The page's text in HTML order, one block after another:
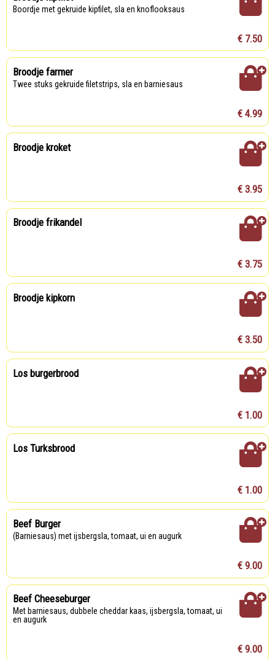
Boordje met gekruide kipfilet, sla en knoflooksaus
€ 7.50
Broodje farmer
Twee stuks gekruide filetstrips, sla en barniesaus
€ 4.99
Broodje kroket
€ 3.95
Broodje frikandel
€ 3.75
Broodje kipkorn
€ 3.50
Los burgerbrood
€ 1.00
Los Turksbrood
€ 1.00
Beef Burger
(barniesaus) met ijsbergsla, tomaat, ui en augurk
€ 9.00
Beef Cheeseburger
met barniesaus, dubbele cheddar kaas, ijsbergsla, tomaat, ui
en augurk
€ 9.00